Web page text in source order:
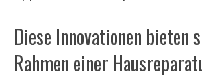
Diese Innovationen bieten
Rahmen einer